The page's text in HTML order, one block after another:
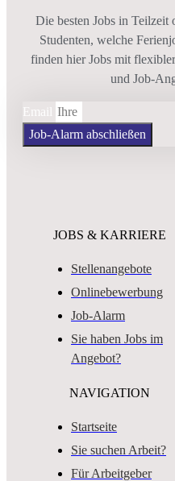
Die besten Jobs in
Studenten, welche
finden hier Jobs mit
und Job-
Email
Job-Alarm abschließen
JOBS & KARRIERE
Stellenangebote
Onlinebewerbung
Job-Alarm
Sie haben Jobs im
Angebot?
NAVIGATION
Startseite
Sie suchen Arbeit?
Für Arbeitgeber